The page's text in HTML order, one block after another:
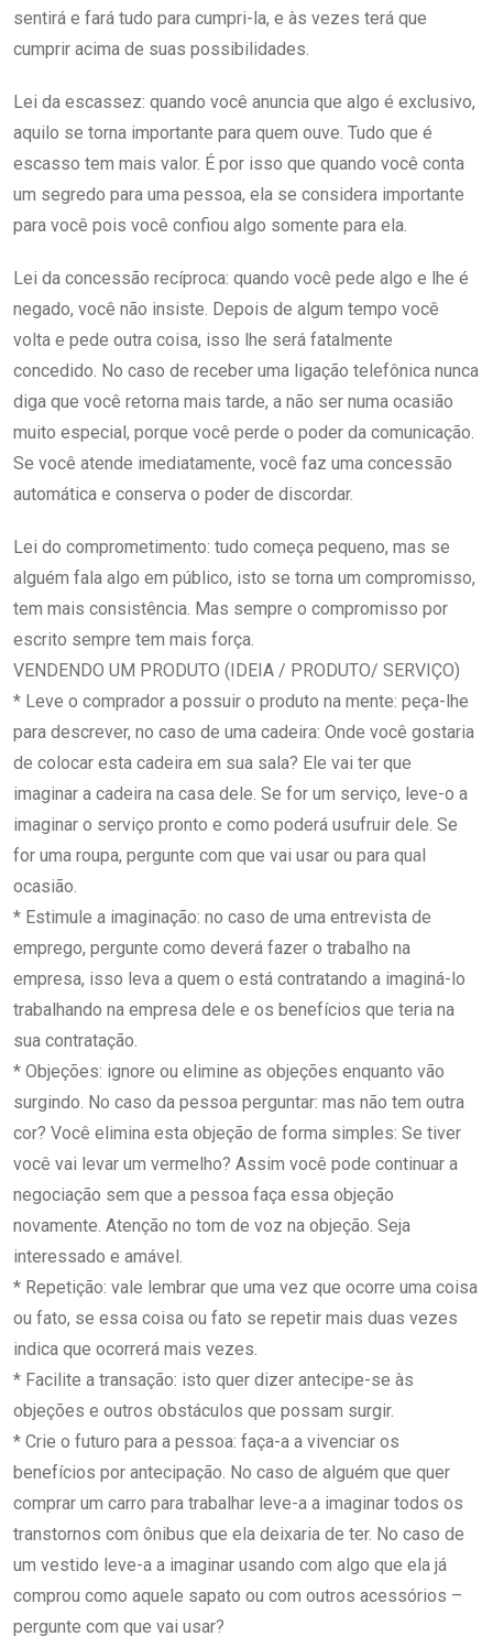
sentirá e fará tudo para cumpri-la, e às vezes terá que
cumprir acima de suas possibilidades.
Lei da escassez: quando você anuncia que algo é exclusivo,
aquilo se torna importante para quem ouve. Tudo que é
escasso tem mais valor. É por isso que quando você conta
um segredo para uma pessoa, ela se considera importante
para você pois você confiou algo somente para ela.
Lei da concessão recíproca: quando você pede algo e lhe é
negado, você não insiste. Depois de algum tempo você
volta e pede outra coisa, isso lhe será fatalmente
concedido. No caso de receber uma ligação telefônica nunca
diga que você retorna mais tarde, a não ser numa ocasião
muito especial, porque você perde o poder da comunicação.
Se você atende imediatamente, você faz uma concessão
automática e conserva o poder de discordar.
Lei do comprometimento: tudo começa pequeno, mas se
alguém fala algo em público, isto se torna um compromisso,
tem mais consistência. Mas sempre o compromisso por
escrito sempre tem mais força.
VENDENDO UM PRODUTO (IDEIA / PRODUTO/ SERVIÇO)
* Leve o comprador a possuir o produto na mente: peça-lhe
para descrever, no caso de uma cadeira: Onde você gostaria
de colocar esta cadeira em sua sala? Ele vai ter que
imaginar a cadeira na casa dele. Se for um serviço, leve-o a
imaginar o serviço pronto e como poderá usufruir dele. Se
for uma roupa, pergunte com que vai usar ou para qual
ocasião.
* Estimule a imaginação: no caso de uma entrevista de
emprego, pergunte como deverá fazer o trabalho na
empresa, isso leva a quem o está contratando a imaginá-lo
trabalhando na empresa dele e os benefícios que teria na
sua contratação.
* Objeções: ignore ou elimine as objeções enquanto vão
surgindo. No caso da pessoa perguntar: mas não tem outra
cor? Você elimina esta objeção de forma simples: Se tiver
você vai levar um vermelho? Assim você pode continuar a
negociação sem que a pessoa faça essa objeção
novamente. Atenção no tom de voz na objeção. Seja
interessado e amável.
* Repetição: vale lembrar que uma vez que ocorre uma coisa
ou fato, se essa coisa ou fato se repetir mais duas vezes
indica que ocorrerá mais vezes.
* Facilite a transação: isto quer dizer antecipe-se às
objeções e outros obstáculos que possam surgir.
* Crie o futuro para a pessoa: faça-a a vivenciar os
benefícios por antecipação. No caso de alguém que quer
comprar um carro para trabalhar leve-a a imaginar todos os
transtornos com ônibus que ela deixaria de ter. No caso de
um vestido leve-a a imaginar usando com algo que ela já
comprou como aquele sapato ou com outros acessórios –
pergunte com que vai usar?